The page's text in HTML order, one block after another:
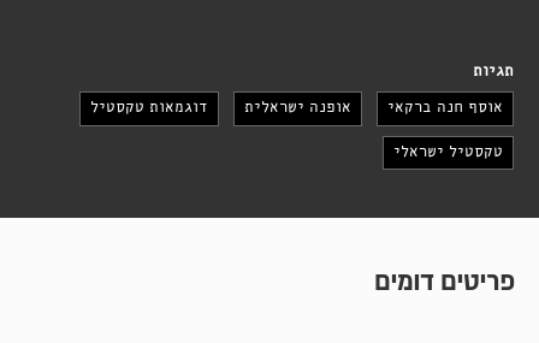
תגיות
אוסף חנה ברקאי אופנה ישראלית דוגמאות טקסטיל
טקסטיל ישראלי
פריטים דומים